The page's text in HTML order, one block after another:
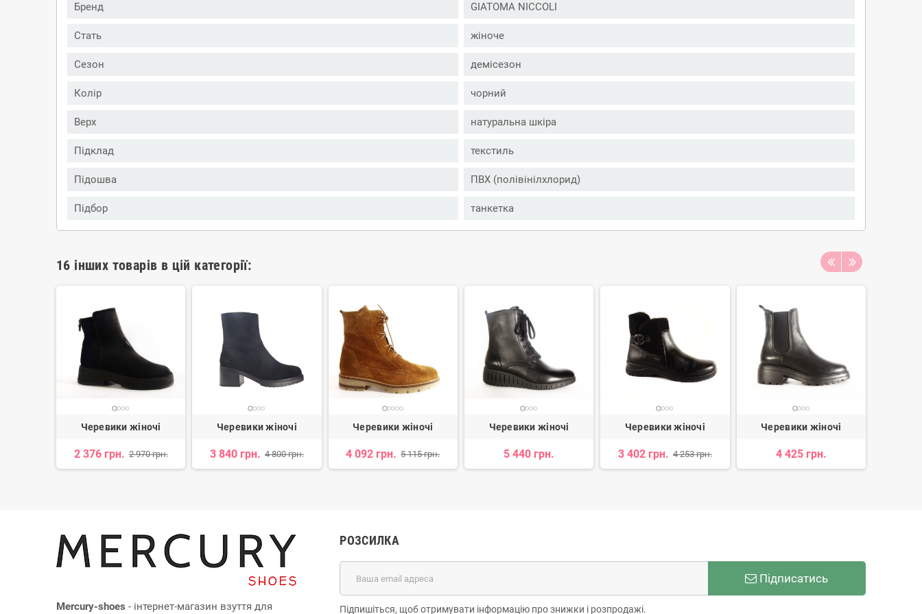
Бренд GIATOMA NICCOLI
Стать жіноче
Сезон демісезон
Колір чорний
Верх натуральна шкіра
Підклад текстиль
Підошва ПВХ (полівінілхлорид)
Підбор танкетка
16 інших товарів в цій категорії:
Черевики жіночі
2 376 грн. 2 970 грн.
Черевики жіночі
3 840 грн. 4 800 грн.
Черевики жіночі
4 092 грн. 5 115 грн.
Черевики жіночі
5 440 грн.
Черевики жіночі
3 402 грн. 4 253 грн.
Черевики жіночі
4 425 грн.
Mercury-shoes - інтернет-магазин взуття для
РОЗСИЛКА
Підписатись
Підпишіться, щоб отримувати інформацію про знижки і розпродажі.